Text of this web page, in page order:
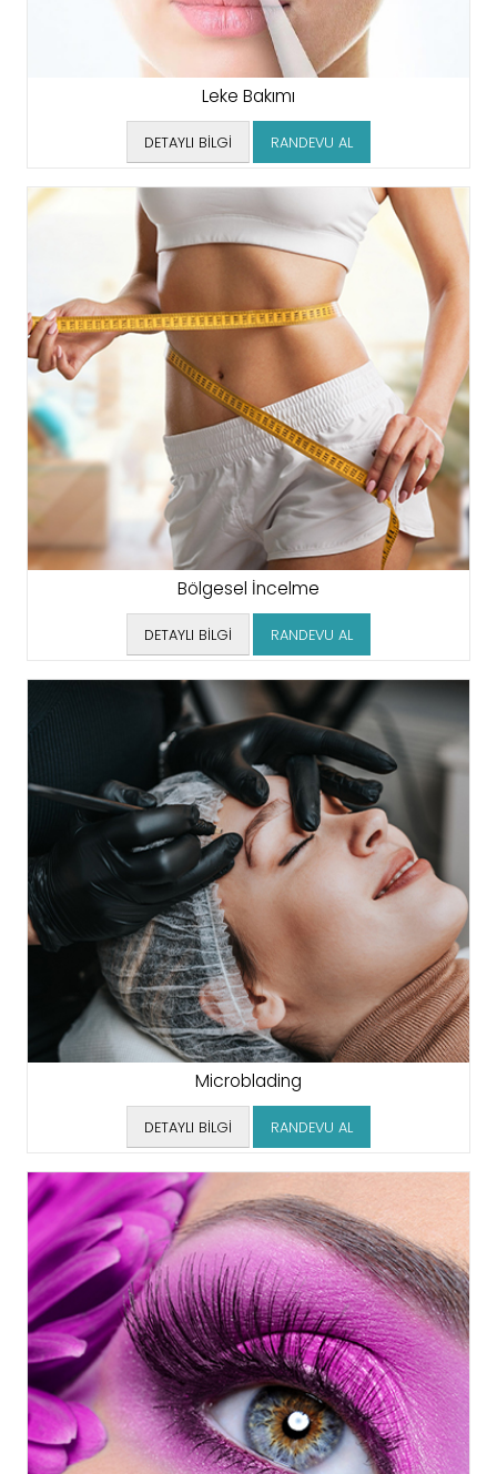
Leke Bakımı
DETAYLI BİLGİ RANDEVU AL
Bölgesel İncelme
DETAYLI BİLGİ RANDEVU AL
Microblading
DETAYLI BİLGİ RANDEVU AL